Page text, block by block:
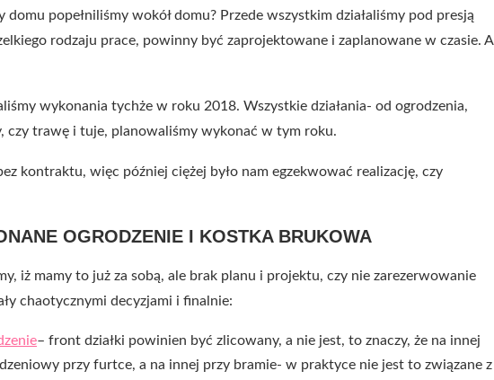
domu popełniliśmy wokół domu? Przede wszystkim działaliśmy pod presją
rodzaju prace, powinny być zaprojektowane i zaplanowane w czasie. A
wykonania tychże w roku 2018. Wszystkie działania- od ogrodzenia,
czy trawę i tuje, planowaliśmy wykonać w tym roku.
kontraktu, więc później ciężej było nam egzekwować realizację, czy
OGRODZENIE I KOSTKA BRUKOWA
iż mamy to już za sobą, ale brak planu i projektu, czy nie zarezerwowanie
chaotycznymi decyzjami i finalnie:
– front działki powinien być zlicowany, a nie jest, to znaczy, że na innej
przy furtce, a na innej przy bramie- w praktyce nie jest to związane z